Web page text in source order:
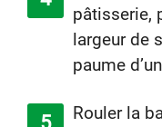
pâtisserie,
largeur de
paume
Rouler la